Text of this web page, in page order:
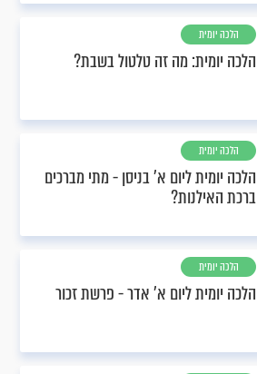
הלכה יומית
הלכה יומית: מה זה טלטול בשבת?
הלכה יומית
הלכה יומית ליום א’ בניסן - מתי מברכים
ברכת האילנות?
הלכה יומית
הלכה יומית ליום א’ אדר - פרשת זכור